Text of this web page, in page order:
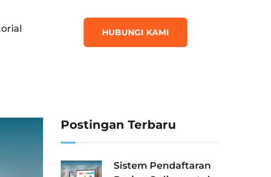
HUBUNGI KAMI
Postingan Terbaru
Sistem Pendaftaran